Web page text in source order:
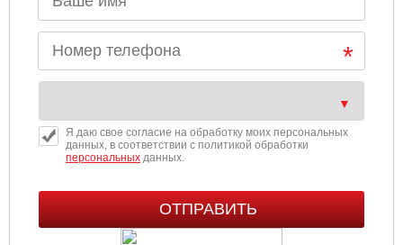
Я даю свое согласие на обработку моих персональных
данных, в соответствии с политикой обработки
персональныхданных.